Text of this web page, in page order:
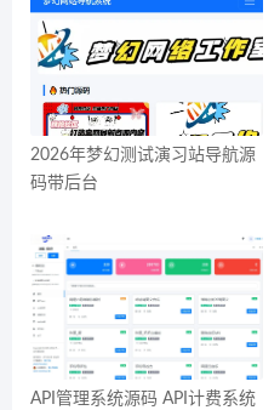
2026年梦幻测试演习站导航源
码带后台
API管理系统源码 API计费系统